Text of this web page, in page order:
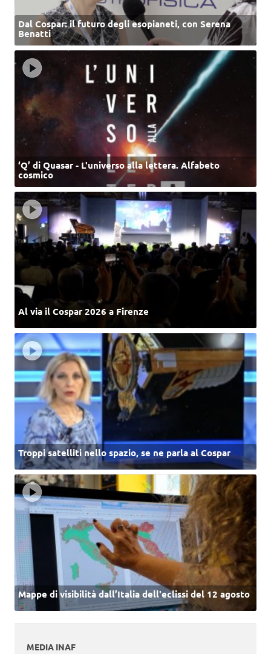
Dal Cospar: il futuro degli esopianeti, con Serena
Benatti
‘Q’ di Quasar - L'universo alla lettera. Alfabeto
cosmico
Al via il Cospar 2026 a Firenze
Troppi satelliti nello spazio, se ne parla al Cospar
Mappe di visibilità dall’Italia dell'eclissi del 12 agosto
MEDIA INAF